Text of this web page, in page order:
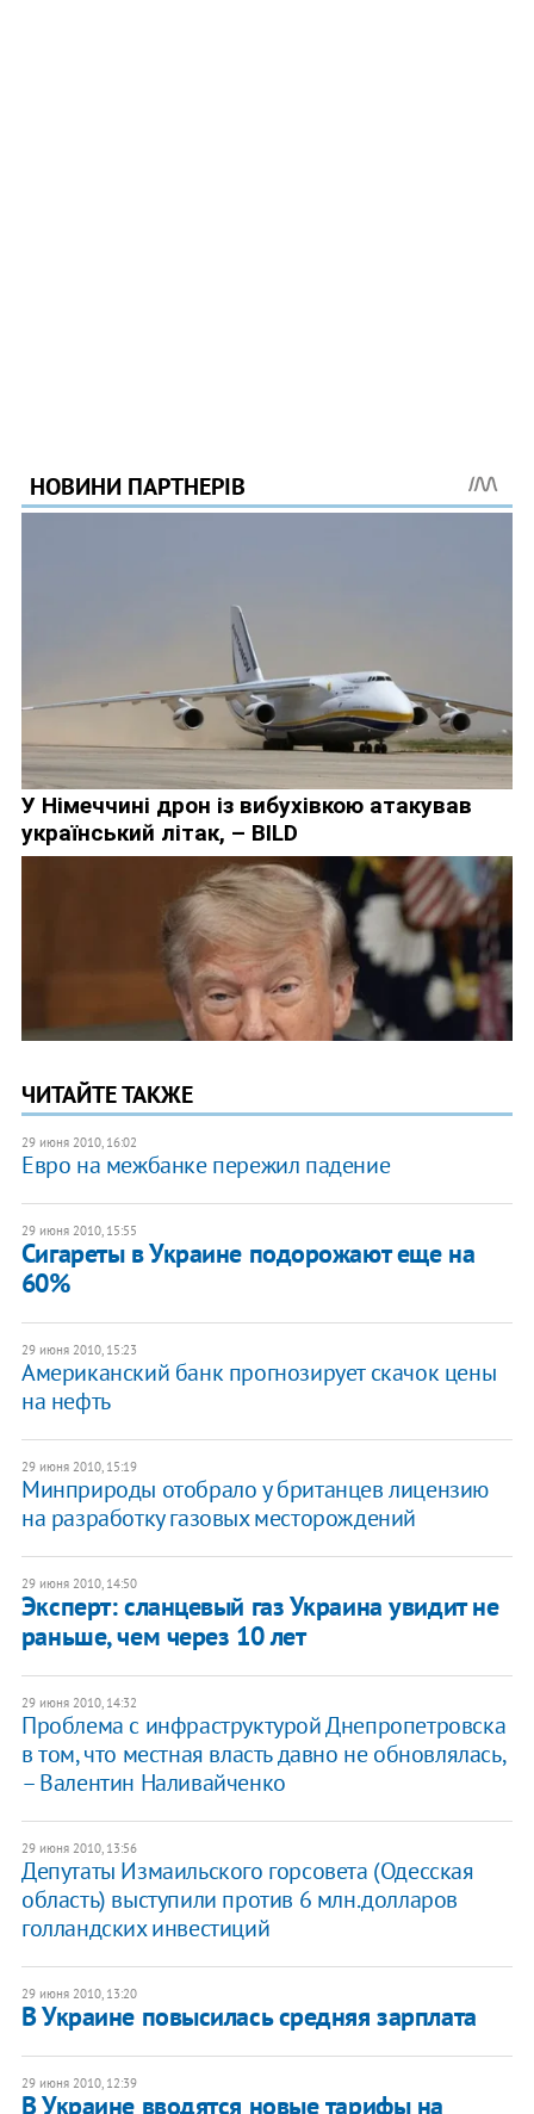
ЧИТАЙТЕ ТАКЖЕ
29 июня 2010, 16:02
Евро на межбанке пережил падение
29 июня 2010, 15:55
Сигареты в Украине подорожают еще на
60%
29 июня 2010, 15:23
Американский банк прогнозирует скачок цены
на нефть
29 июня 2010, 15:19
Минприроды отобрало у британцев лицензию
на разработку газовых месторождений
29 июня 2010, 14:50
Эксперт: сланцевый газ Украина увидит не
раньше, чем через 10 лет
29 июня 2010, 14:32
Проблема с инфраструктурой Днепропетровска
в том, что местная власть давно не обновлялась,
– Валентин Наливайченко
29 июня 2010, 13:56
Депутаты Измаильского горсовета (Одесская
область) выступили против 6 млн.долларов
голландских инвестиций
29 июня 2010, 13:20
В Украине повысилась средняя зарплата
29 июня 2010, 12:39
В Украине вводятся новые тарифы на